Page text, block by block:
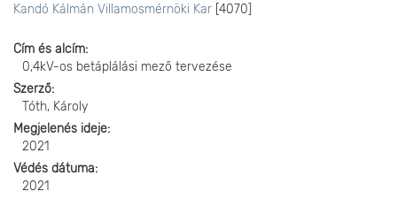
Kandó Kálmán Villamosmérnöki Kar [4070]
Cím és alcím
0,4kV-os betáplálási mező tervezése
Szerző
Tóth, Károly
Megjelenés ideje
2021
Védés dátuma
2021